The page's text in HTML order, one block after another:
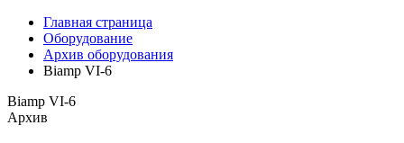
Главная страница
Оборудование
Архив оборудования
Biamp VI-6
Biamp VI-6
Архив